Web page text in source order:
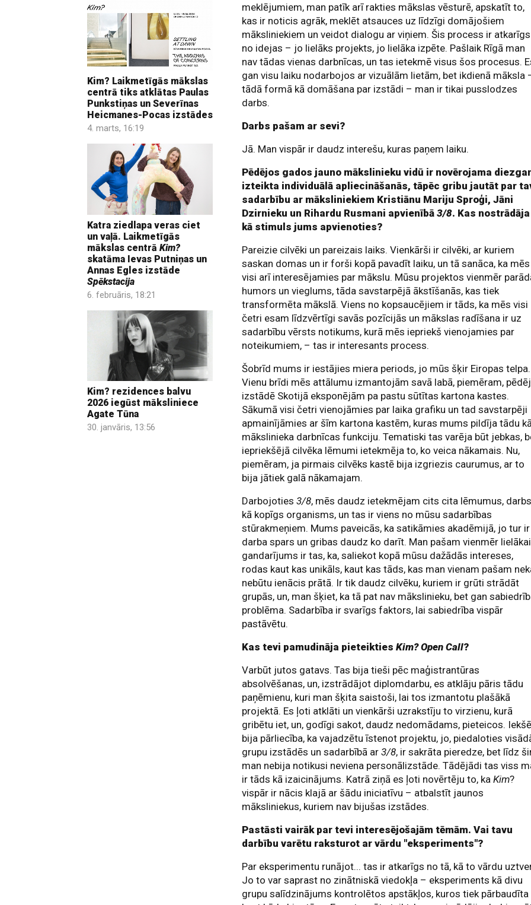
Kim? Laikmetīgās mākslas
centrā tiks atklātas Paulas
Punkstiņas un Severīnas
Heicmanes-Pocas izstādes
4. marts, 16:19
Katra ziedlapa veras ciet
un vaļā. Laikmetīgās
mākslas centrā Kim?
skatāma Ievas Putniņas un
Annas Egles izstāde
Spēkstacija
6. februāris, 18:21
Kim? rezidences balvu
2026 iegūst māksliniece
Agate Tūna
30. janvāris, 13:56
meklējumiem, man patīk arī rakties mākslas vēsturē, apskatīt to,
kas ir noticis agrāk, meklēt atsauces uz līdzīgi domājošiem
māksliniekiem un veidot dialogu ar viņiem. Šis process ir atkarīgs
no idejas – jo lielāks projekts, jo lielāka izpēte. Pašlaik Rīgā man
nav tādas vienas darbnīcas, un tas ietekmē visus šos procesus.
gan visu laiku nodarbojos ar vizuālām lietām, bet ikdienā māksla
tādā formā kā domāšana par izstādi – man ir tikai pusslodzes
darbs.
Darbs pašam ar sevi?
Jā. Man vispār ir daudz interešu, kuras paņem laiku.
Pēdējos gados jauno mākslinieku vidū ir novērojama
izteikta individuālā apliecināšanās, tāpēc gribu jautāt par
sadarbību ar māksliniekiem Kristiānu Mariju Sproģi, Jāni
Dzirnieku un Rihardu Rusmani apvienībā3/8. Kas nostrādāja
kā stimuls jums apvienoties?
Pareizie cilvēki un pareizais laiks. Vienkārši ir cilvēki, ar kuriem
saskan domas un ir forši kopā pavadīt laiku, un tā sanāca, ka mēs
visi arī interesējamies par mākslu. Mūsu projektos vienmēr
humors un vieglums, tāda savstarpējā ākstīšanās, kas tiek
transformēta mākslā. Viens no kopsaucējiem ir tāds, ka mēs visi
četri esam līdzvērtīgi savās pozīcijās un mākslas radīšana ir uz
sadarbību vērsts notikums, kurā mēs iepriekš vienojamies par
noteikumiem, – tas ir interesants process.
Šobrīd mums ir iestājies miera periods, jo mūs šķir Eiropas telpa.
Vienu brīdi mēs attālumu izmantojām savā labā, piemēram,
izstādē Skotijā eksponējām pa pastu sūtītas kartona kastes.
Sākumā visi četri vienojāmies par laika grafiku un tad savstarpēji
apmainījāmies ar šīm kartona kastēm, kuras mums pildīja tādu
mākslinieka darbnīcas funkciju. Tematiski tas varēja būt jebkas,
iepriekšējā cilvēka lēmumi ietekmēja to, ko veica nākamais. Nu,
piemēram, ja pirmais cilvēks kastē bija izgriezis caurumus, ar to
bija jātiek galā nākamajam.
Darbojoties3/8, mēs daudz ietekmējam cits cita lēmumus,
kā kopīgs organisms, un tas ir viens no mūsu sadarbības
stūrakmeņiem. Mums paveicās, ka satikāmies akadēmijā, jo tur ir
darba spars un gribas daudz ko darīt. Man pašam vienmēr
gandarījums ir tas, ka, saliekot kopā mūsu dažādās intereses,
rodas kaut kas unikāls, kaut kas tāds, kas man vienam pašam
nebūtu ienācis prātā. Ir tik daudz cilvēku, kuriem ir grūti strādāt
grupās, un, man šķiet, ka tā pat nav mākslinieku, bet gan
problēma. Sadarbība ir svarīgs faktors, lai sabiedrība vispār
pastāvētu.
Kas tevi pamudināja pieteiktiesKim? Open Call?
Varbūt jutos gatavs. Tas bija tieši pēc maģistrantūras
absolvēšanas, un, izstrādājot diplomdarbu, es atklāju pāris tādu
paņēmienu, kuri man šķita saistoši, lai tos izmantotu plašākā
projektā. Es ļoti atklāti un vienkārši uzrakstīju to virzienu, kurā
gribētu iet, un, godīgi sakot, daudz nedomādams, pieteicos.
bija pārliecība, ka vajadzētu īstenot projektu, jo, piedaloties
grupu izstādēs un sadarbībā ar3/8, ir sakrāta pieredze, bet līdz
man nebija notikusi neviena personālizstāde. Tādējādi tas viss
ir tāds kā izaicinājums. Katrā ziņā es ļoti novērtēju to, kaKim?
vispār ir nācis klajā ar šādu iniciatīvu – atbalstīt jaunos
māksliniekus, kuriem nav bijušas izstādes.
Pastāsti vairāk par tevi interesējošajām tēmām. Vai tavu
darbību varētu raksturot ar vārdu "eksperiments"?
Par eksperimentu runājot... tas ir atkarīgs no tā, kā to vārdu
Jo to var saprast no zinātniskā viedokļa – eksperiments kā divu
grupu salīdzinājums kontrolētos apstākļos, kuros tiek pārbaudīta